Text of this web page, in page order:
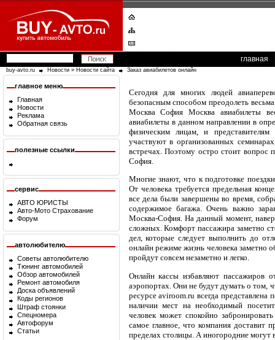
главная
buy-avto.ru Новости » Новости сайта Заказ авиабилетов онлайн
главное меню
Главная
Новости
Реклама
Обратная связь
полезные ссылки
сервис
АВТО ЮРИСТЫ
Авто-Мото Страхование
Форум
автолюбителю
Советы автолюбителю
Тюнинг автомобилей
Обзор автомобилей
Ремонт автомобиля
Доска объявлений
Коды регионов
Штраф стоянки
Спецномера
Автофорум
Статьи
Сегодня для многих людей
безопасным способом преодолеть
Москва София Москва авиабилеты
авиабилеты в данном направлении в
физическим лицам, и представителям
участвуют в организованных
встречах. Поэтому остро стоит вопрос
София.
Многие знают, что к подготовке
От человека требуется предельная
все дела были завершены во время,
содержимое багажа. Очень важно
Москва-София. На данный момент,
сложных. Комфорт пассажира заметно
дел, которые следует выполнить до
онлайн режиме жизнь человека заметно
пройдут совсем незаметно и легко.
Онлайн кассы избавляют пассажиров
аэропортах. Они не будут думать о том,
ресурсе aviroom.ru всегда
наличии мест на необходимый
человек может спокойно
самое главное, что компания доставит
пределах столицы. А иногородние могут